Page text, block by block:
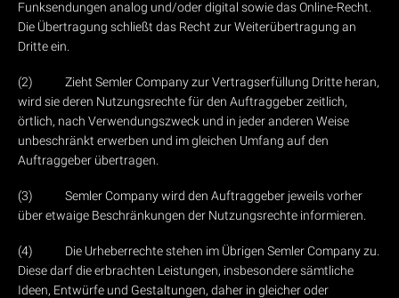
Funksendungen analog und/oder digital sowie das Online-Recht.
Die Übertragung schließt das Recht zur Weiterübertragung an
Dritte ein.
(2) Zieht Semler Company zur Vertragserfüllung Dritte heran,
wird sie deren Nutzungsrechte für den Auftraggeber zeitlich,
örtlich, nach Verwendungszweck und in jeder anderen Weise
unbeschränkt erwerben und im gleichen Umfang auf den
Auftraggeber übertragen.
(3) Semler Company wird den Auftraggeber jeweils vorher
über etwaige Beschränkungen der Nutzungsrechte informieren.
(4) Die Urheberrechte stehen im Übrigen Semler Company zu.
Diese darf die erbrachten Leistungen, insbesondere sämtliche
Ideen, Entwürfe und Gestaltungen, daher in gleicher oder